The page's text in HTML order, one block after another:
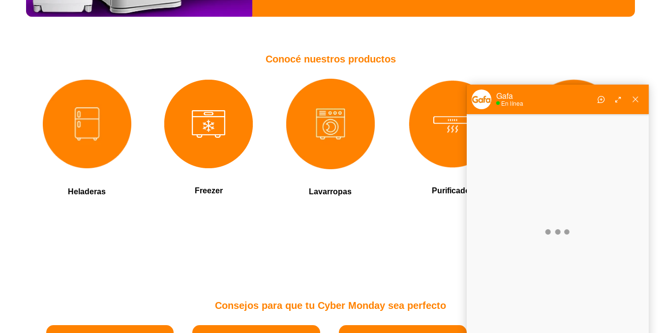
Conocé nuestros productos
Heladeras Freezer Lavarropas Purificador
Consejos para que tu Cyber Monday sea perfecto